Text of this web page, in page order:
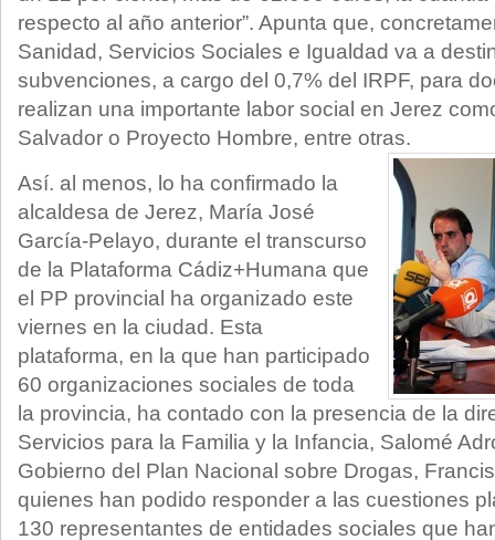
respecto al año anterior”. Apunta que,
Sanidad, Servicios Sociales e Igualdad va a
subvenciones, a cargo del 0,7% del IRPF, para
realizan una importante labor social en Jerez
Salvador o Proyecto Hombre, entre otras.
Así. al menos, lo ha confirmado la
alcaldesa de Jerez, María José
García-Pelayo, durante el transcurso
de la Plataforma Cádiz+Humana que
el PP provincial ha organizado este
viernes en la ciudad. Esta
plataforma, en la que han participado
60 organizaciones sociales de toda
la provincia, ha contado con la presencia de la
Servicios para la Familia y la Infancia, Salomé
Gobierno del Plan Nacional sobre Drogas,
quienes han podido responder a las cuestiones
130 representantes de entidades sociales que